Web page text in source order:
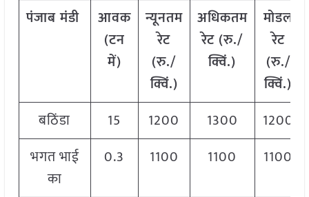
पंजाबमंडी
आवक
(टन
में)
न्यूनतम
रेट
(रु./
क्विं.)
अधिकतम
रेट (रु./
क्विं.)
मोडल
रेट
(रु./
क्विं.)
बठिंडा
15 1200 1300
1200
भगत भाई
का
0.3 1100 1100 1100